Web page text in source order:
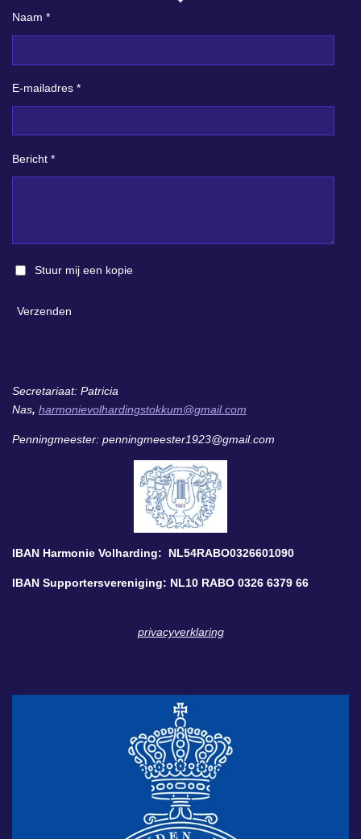
Naam *
E-mailadres *
Bericht *
Stuur mij een kopie
Verzenden
Secretariaat: Patricia
Nas, harmonievolhardingstokkum@gmail.com
Penningmeester: penningmeester1923@gmail.com
IBAN Harmonie Volharding: NL54RABO0326601090
IBAN Supportersvereniging: NL10 RABO 0326 6379 66
privacyverklaring